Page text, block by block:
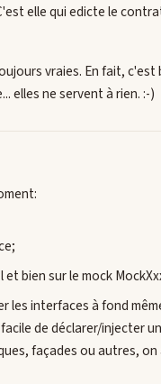
elle qui edicte le
vraies. En fait, c'est
elles ne servent à rien. :-)
bien sur le mock
les interfaces à fond
de déclarer/injecter
façades ou autres, on